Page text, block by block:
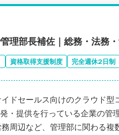
理部長補佐｜総務・法務
資格取得支援制度 完全週休2日制
ドセールス向けのクラウド型
・提供を行っている企業の管
周辺など、管理部に関わる複